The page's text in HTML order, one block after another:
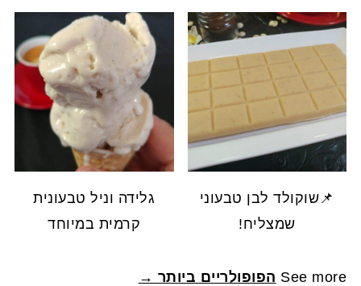
📌שוקולד לבן טבעוני
שמצליח!
גלידה וניל טבעונית
קרמית במיוחד
See more הפופולריים ביותר →